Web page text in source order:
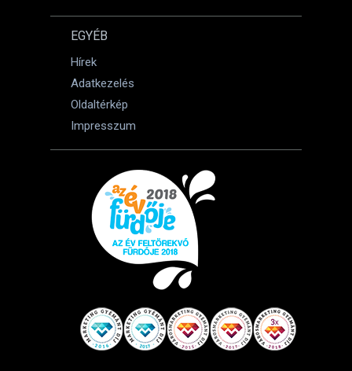
EGYÉB
Hírek
Adatkezelés
Oldaltérkép
Impresszum